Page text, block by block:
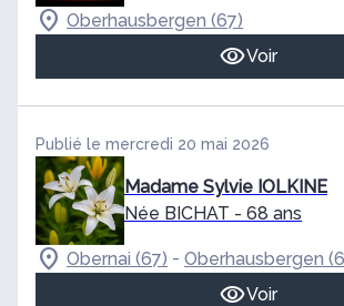
Oberhausbergen (67)
Voir
Publié le mercredi 20 mai 2026
Madame Sylvie IOLKINE
Née BICHAT - 68 ans
Obernai (67) - Oberhausbergen
Voir